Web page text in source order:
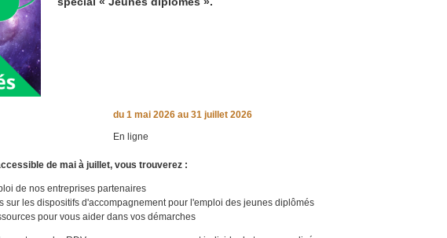
du 1 mai 2026 au 31 juillet 2026
En ligne
de mai à juillet, vous trouverez :
de nos entreprises partenaires
sur les dispositifs d'accompagnement pour l'emploi des jeunes diplômés
pour vous aider dans vos démarches